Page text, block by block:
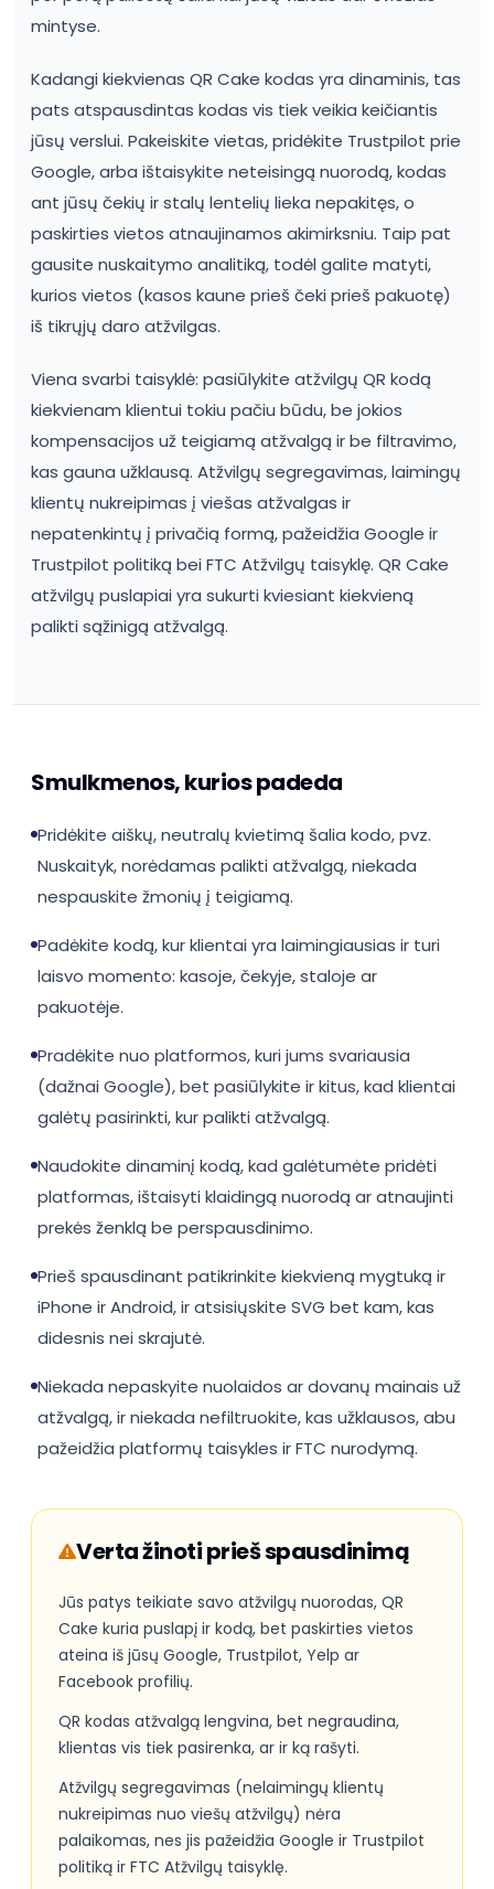
mintyse.
Kadangi kiekvienas QR Cake kodas yra dinaminis, tas
pats atspausdintas kodas vis tiek veikia keičiantis
jūsų verslui. Pakeiskite vietas, pridėkite Trustpilot prie
Google, arba ištaisykite neteisingą nuorodą, kodas
ant jūsų čekių ir stalų lentelių lieka nepakitęs, o
paskirties vietos atnaujinamos akimirksniu. Taip pat
gausite nuskaitymo analitiką, todėl galite matyti,
kurios vietos (kasos kaune prieš čeki prieš pakuotę)
iš tikrųjų daro atžvilgas.
Viena svarbi taisyklė: pasiūlykite atžvilgų QR kodą
kiekvienam klientui tokiu pačiu būdu, be jokios
kompensacijos už teigiamą atžvalgą ir be filtravimo,
kas gauna užklausą. Atžvilgų segregavimas, laimingų
klientų nukreipimas į viešas atžvalgas ir
nepatenkintų į privačią formą, pažeidžia Google ir
Trustpilot politiką bei FTC Atžvilgų taisyklę. QR Cake
atžvilgų puslapiai yra sukurti kviesiant kiekvieną
palikti sąžinigą atžvalgą.
Smulkmenos, kurios padeda
Pridėkite aiškų, neutralų kvietimą šalia kodo, pvz.
Nuskaityk, norėdamas palikti atžvalgą, niekada
nespauskite žmonių į teigiamą.
Padėkite kodą, kur klientai yra laimingiausias ir turi
laisvo momento: kasoje, čekyje, staloje ar
pakuotėje.
Pradėkite nuo platformos, kuri jums svariausia
(dažnai Google), bet pasiūlykite ir kitus, kad klientai
galėtų pasirinkti, kur palikti atžvalgą.
Naudokite dinaminį kodą, kad galėtumėte pridėti
platformas, ištaisyti klaidingą nuorodą ar atnaujinti
prekės ženklą be perspausdinimo.
Prieš spausdinant patikrinkite kiekvieną mygtuką ir
iPhone ir Android, ir atsisiųskite SVG bet kam, kas
didesnis nei skrajutė.
Niekada nepaskyite nuolaidos ar dovanų mainais už
atžvalgą, ir niekada nefiltruokite, kas užklausos, abu
pažeidžia platformų taisykles ir FTC nurodymą.
Verta žinoti prieš spausdinimą
Jūs patys teikiate savo atžvilgų nuorodas, QR
Cake kuria puslapį ir kodą, bet paskirties vietos
ateina iš jūsų Google, Trustpilot, Yelp ar
Facebook profilių.
QR kodas atžvalgą lengvina, bet negraudina,
klientas vis tiek pasirenka, ar ir ką rašyti.
Atžvilgų segregavimas (nelaimingų klientų
nukreipimas nuo viešų atžvilgų) nėra
palaikomas, nes jis pažeidžia Google ir Trustpilot
politiką ir FTC Atžvilgų taisyklę.